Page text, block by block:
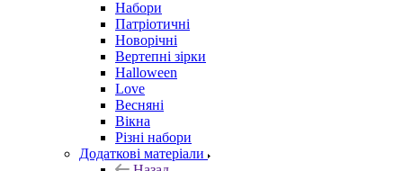
Набори
Патріотичні
Новорічні
Вертепні зірки
Halloween
Love
Весняні
Вікна
Різні набори
Додаткові матеріали